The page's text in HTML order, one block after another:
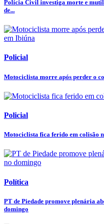
Polícia Civil investiga morte e
de...
Policial
Motociclista morre após perder o
Policial
Motociclista fica ferido em colisão
Política
PT de Piedade promove plenária
domingo